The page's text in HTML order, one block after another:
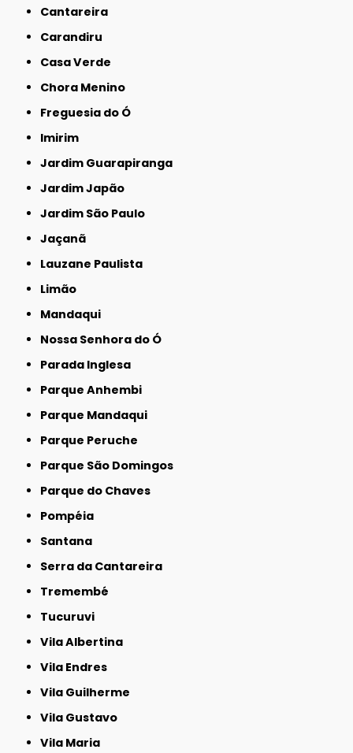
Cantareira
Carandiru
Casa Verde
Chora Menino
Freguesia do Ó
Imirim
Jardim Guarapiranga
Jardim Japão
Jardim São Paulo
Jaçanã
Lauzane Paulista
Limão
Mandaqui
Nossa Senhora do Ó
Parada Inglesa
Parque Anhembi
Parque Mandaqui
Parque Peruche
Parque São Domingos
Parque do Chaves
Pompéia
Santana
Serra da Cantareira
Tremembé
Tucuruvi
Vila Albertina
Vila Endres
Vila Guilherme
Vila Gustavo
Vila Maria